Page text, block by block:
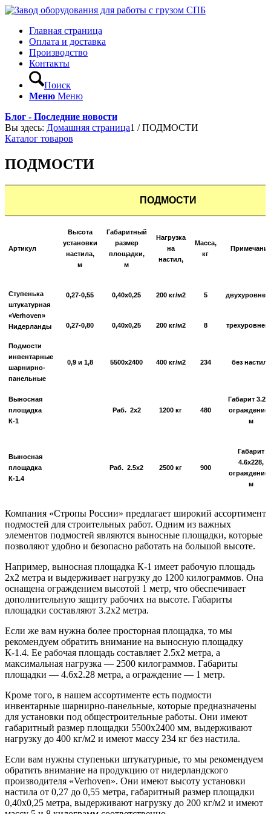
Главная страница
Оплата и доставка
Производство
Контакты
Поиск
Меню Меню
Блог - Последние новости
Вы здесь: Домашняя страница1 / ПОДМОСТИ
Каталог товаров
ПОДМОСТИ
ПОДМОСТИ
Артикул
Высота
установки
настила,
м
Габаритный
размер
площадки,
м
Нагрузка
на
настил,
Масса,
кг
Ступенька
штукатурная
«Verhoven»
Нидерланды
0,27-0,55 0,40х0,25 200 кг/м2 5
0,27-0,80 0,40х0,25 200 кг/м2 8
Подмости
инвентарные
шарнирно-
панельные
0,9 и 1,8 5500х2400 400 кг/м2 234 без настила
Выносная
площадка
К-1
Раб. 2х2 1200 кг 480
Габарит
ограждение
м
Выносная
площадка
К-1.4
Раб. 2.5х2 2500 кг 900
Габарит
4.6х228,
ограждение
м
Компания «Стропы России» предлагает широкий ассортимент
подмостей для строительных работ. Одним из важных
элементов подмостей являются выносные площадки, которые
позволяют удобно и безопасно работать на большой высоте.
Например, выносная площадка К-1 имеет рабочую площадь
2х2 метра и выдерживает нагрузку до 1200 килограммов. Она
оснащена ограждением высотой 1 метр, что обеспечивает
дополнительную защиту рабочих на высоте. Габариты
площадки составляют 3.2х2 метра.
Если же вам нужна более просторная площадка, то мы
рекомендуем обратить внимание на выносную площадку
К-1.4. Ее рабочая площадь составляет 2.5х2 метра, а
максимальная нагрузка — 2500 килограммов. Габариты
площадки — 4.6х2.28 метра, а ограждение — 1 метр.
Кроме того, в нашем ассортименте есть подмости
инвентарные шарнирно-панельные, которые предназначены
для установки под общестроительные работы. Они имеют
габаритный размер площадки 5500х2400 мм, выдерживают
нагрузку до 400 кг/м2 и имеют массу 234 кг без настила.
Если вам нужны ступеньки штукатурные, то мы рекомендуем
обратить внимание на продукцию от нидерландского
производителя «Verhoven». Они имеют высоту установки
настила от 0,27 до 0,55 метра, габаритный размер площадки
0,40х0,25 метра, выдерживают нагрузку до 200 кг/м2 и имеют